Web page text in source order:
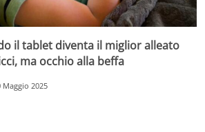
il tablet diventa il miglior alleato
ma occhio alla beffa
Maggio 2025